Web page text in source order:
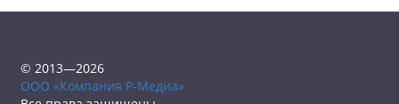
© 2013—2026
ООО «Компания Р-Медиа»